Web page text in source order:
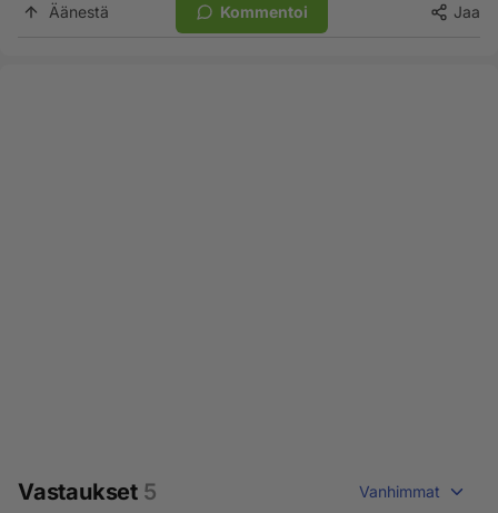
Äänestä Kommentoi Jaa
Vastaukset 5 Vanhimmat